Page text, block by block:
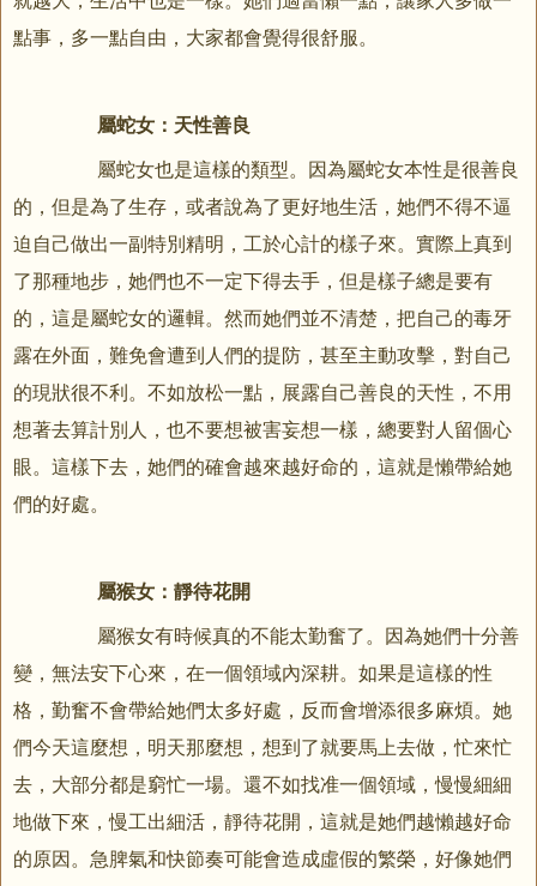
點事，多一點自由，大家都會覺得很舒服。
屬蛇女：天性善良
屬蛇女也是這樣的類型。因為屬蛇女本性是很善良
的，但是為了生存，或者說為了更好地生活，她們不得不逼
迫自己做出一副特別精明，工於心計的樣子來。實際上真到
了那種地步，她們也不一定下得去手，但是樣子總是要有
的，這是屬蛇女的邏輯。然而她們並不清楚，把自己的毒牙
露在外面，難免會遭到人們的提防，甚至主動攻擊，對自己
的現狀很不利。不如放松一點，展露自己善良的天性，不用
想著去算計別人，也不要想被害妄想一樣，總要對人留個心
眼。這樣下去，她們的確會越來越好命的，這就是懶帶給她
們的好處。
屬猴女：靜待花開
屬猴女有時候真的不能太勤奮了。因為她們十分善
變，無法安下心來，在一個領域內深耕。如果是這樣的性
格，勤奮不會帶給她們太多好處，反而會增添很多麻煩。她
們今天這麼想，明天那麼想，想到了就要馬上去做，忙來忙
去，大部分都是窮忙一場。還不如找准一個領域，慢慢細細
地做下來，慢工出細活，靜待花開，這就是她們越懶越好命
的原因。急脾氣和快節奏可能會造成虛假的繁榮，好像她們